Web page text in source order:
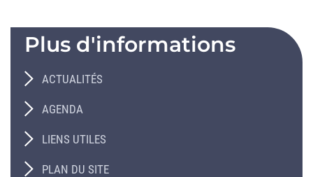
Plus d'informations
ACTUALITÉS
AGENDA
LIENS UTILES
PLAN DU SITE